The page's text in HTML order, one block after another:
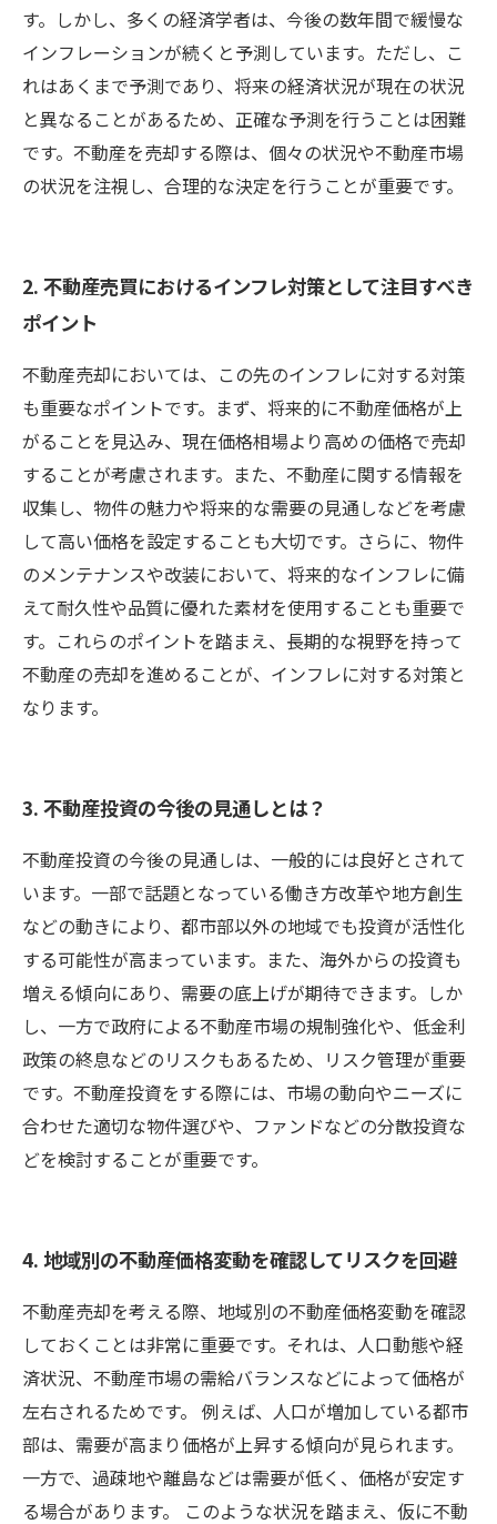
す。しかし、多くの経済学者は、今後の数年間で緩慢な
インフレーションが続くと予測しています。ただし、こ
れはあくまで予測であり、将来の経済状況が現在の状況
と異なることがあるため、正確な予測を行うことは困難
です。不動産を売却する際は、個々の状況や不動産市場
の状況を注視し、合理的な決定を行うことが重要です。
2. 不動産売買におけるインフレ対策として注目すべき
ポイント
不動産売却においては、この先のインフレに対する対策
も重要なポイントです。まず、将来的に不動産価格が上
がることを見込み、現在価格相場より高めの価格で売却
することが考慮されます。また、不動産に関する情報を
収集し、物件の魅力や将来的な需要の見通しなどを考慮
して高い価格を設定することも大切です。さらに、物件
のメンテナンスや改装において、将来的なインフレに備
えて耐久性や品質に優れた素材を使用することも重要で
す。これらのポイントを踏まえ、長期的な視野を持って
不動産の売却を進めることが、インフレに対する対策と
なります。
3. 不動産投資の今後の見通しとは？
不動産投資の今後の見通しは、一般的には良好とされて
います。一部で話題となっている働き方改革や地方創生
などの動きにより、都市部以外の地域でも投資が活性化
する可能性が高まっています。また、海外からの投資も
増える傾向にあり、需要の底上げが期待できます。しか
し、一方で政府による不動産市場の規制強化や、低金利
政策の終息などのリスクもあるため、リスク管理が重要
です。不動産投資をする際には、市場の動向やニーズに
合わせた適切な物件選びや、ファンドなどの分散投資な
どを検討することが重要です。
4. 地域別の不動産価格変動を確認してリスクを回避
不動産売却を考える際、地域別の不動産価格変動を確認
しておくことは非常に重要です。それは、人口動態や経
済状況、不動産市場の需給バランスなどによって価格が
左右されるためです。 例えば、人口が増加している都市
部は、需要が高まり価格が上昇する傾向が見られます。
一方で、過疎地や離島などは需要が低く、価格が安定す
る場合があります。 このような状況を踏まえ、仮に不動